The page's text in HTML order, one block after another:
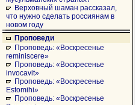
Верховный шаман рассказал,
что нужно сделать россиянам в
новом году
Проповеди
Проповедь: «Воскресенье
reminiscere»
Проповедь: «Воскресенье
invocavit»
Проповедь: «Воскресенье
Estomihi»
Проповедь: «Воскресенье